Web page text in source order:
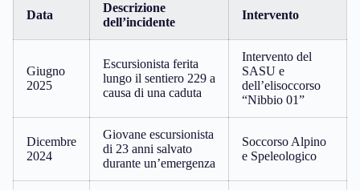
Data
Descrizione
dell’incidente
Intervento
Giugno
2025
Escursionista ferita
lungo il sentiero 229 a
causa di una caduta
Intervento del
SASU e
dell’elisoccorso
“Nibbio 01”
Dicembre
2024
Giovane escursionista
di 23 anni salvato
durante un’emergenza
Soccorso Alpino
e Speleologico